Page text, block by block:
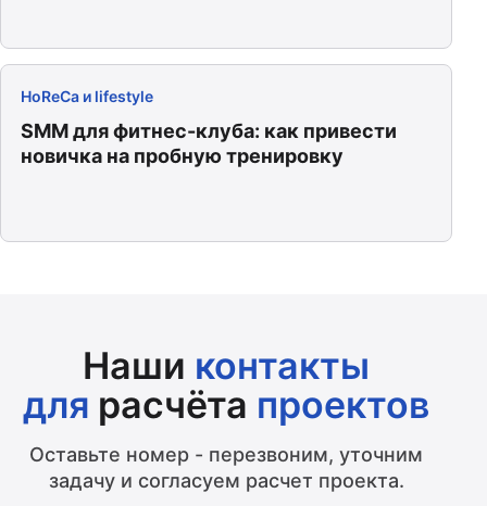
HoReCa и lifestyle
SMM для фитнес-клуба: как привести
новичка на пробную тренировку
Наши контакты
для расчёта проектов
Оставьте номер - перезвоним, уточним
задачу и согласуем расчет проекта.